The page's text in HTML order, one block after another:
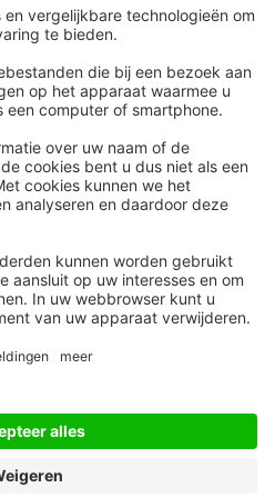
Meer
HR Academy
HR Podcast
CHRO
HR Day
Privacyinstellingen
Voorwaarden